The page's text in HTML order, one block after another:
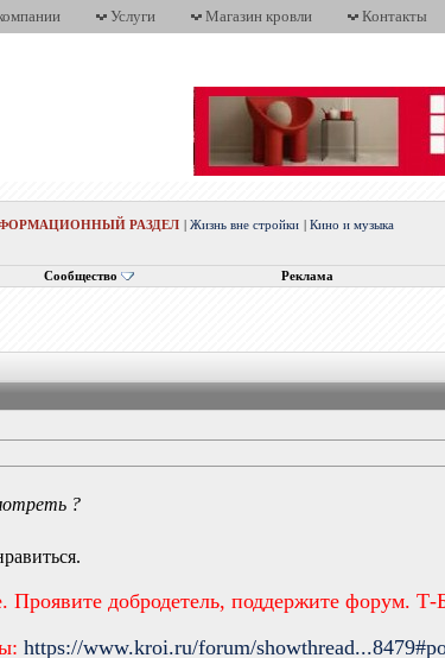
Услуги Магазин кровли Контакты
РАЗДЕЛ |Жизнь вне стройки |Кино и музыка
Сообщество Реклама
?
Проявите добродетель, поддержите форум.
https://www.kroi.ru/forum/